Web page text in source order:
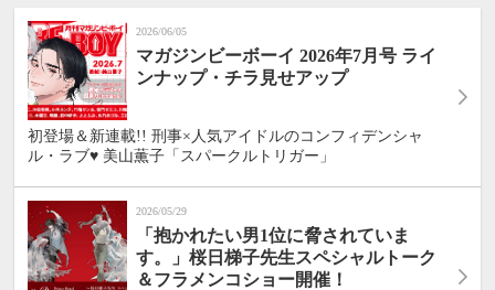
2026/06/05
マガジンビーボーイ 2026年7月号 ライ
ンナップ・チラ見せアップ
初登場＆新連載!! 刑事×人気アイドルのコンフィデンシャ
ル・ラブ♥ 美山薫子「スパークルトリガー」
2026/05/29
「抱かれたい男1位に脅されていま
す。」桜日梯子先生スペシャルトーク
＆フラメンコショー開催！